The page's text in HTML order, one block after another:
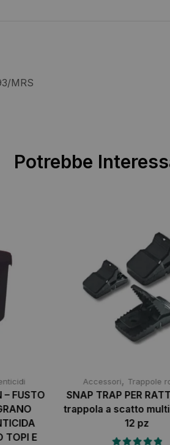
MRS
Potrebbe
– FUSTO
TOPI E
Accessori, Trappole
SNAP TRAP PER
trappola a scatto
12 pz